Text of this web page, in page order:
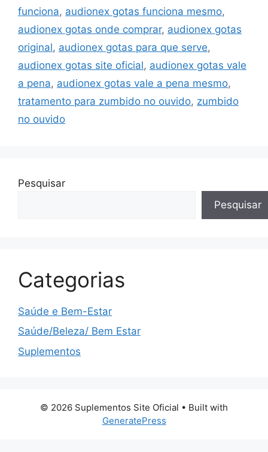
funciona, audionex gotas funciona mesmo,
audionex gotas onde comprar, audionex gotas
original, audionex gotas para que serve,
audionex gotas site oficial, audionex gotas vale
a pena, audionex gotas vale a pena mesmo,
tratamento para zumbido no ouvido, zumbido
no ouvido
Pesquisar
Pesquisar
Categorias
Saúde e Bem-Estar
Saúde/Beleza/ Bem Estar
Suplementos
© 2026 Suplementos Site Oficial • Built with
GeneratePress